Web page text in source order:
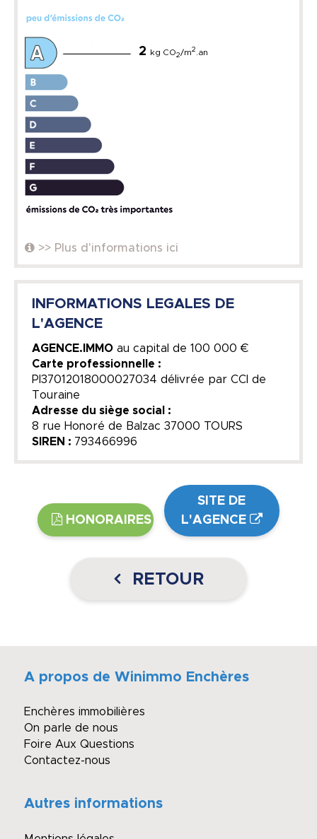
2 kg CO2/m2 .an
>> Plus d'informations ici
INFORMATIONS LEGALES DE
L'AGENCE
AGENCE.IMMO au capital de 100 000 €
Carte professionnelle :
PI37012018000027034 délivrée par CCI de
Touraine
Adresse du siège social :
8 rue Honoré de Balzac 37000 TOURS
SIREN : 793466996
HONORAIRES
SITE DE
L'AGENCE
RETOUR
A propos de Winimmo Enchères
Enchères immobilières
On parle de nous
Foire Aux Questions
Contactez-nous
Autres informations